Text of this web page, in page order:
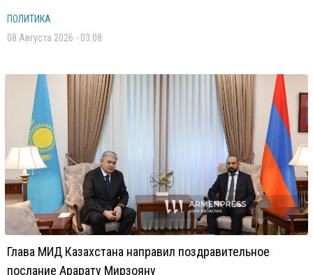
ПОЛИТИКА
08 Августа 2026 - 03:08
Глава МИД Казахстана направил поздравительное
послание Арарату Мирзояну